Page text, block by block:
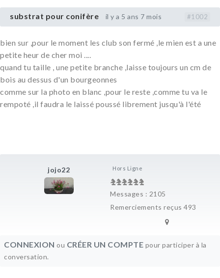
substrat pour conifère il y a 5 ans 7 mois #1002
jojo22 Hors Ligne
Messages : 2105
Remerciements reçus 493
bien sur ,pour le moment les club son fermé ,le mien est a une
petite heur de cher moi ....
quand tu taille , une petite branche ,laisse toujours un cm de
bois au dessus d'un bourgeonnes
comme sur la photo en blanc ,pour le reste ,comme tu va le
rempoté ,il faudra le laissé poussé librement jusqu'à l'été
CONNEXION ou CRÉER UN COMPTE pour participer à la
conversation.